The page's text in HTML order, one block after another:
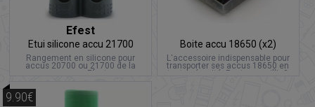
Efest
Etui silicone accu 21700
Rangement en silicone pour
accus 20700 ou 21700 de la
marque Efest
Boite accu 18650 (x2)
L'accessoire indispensable pour
transporter ses accus 18650 en
toute sécurité. Peut accueillir 2
9.90€